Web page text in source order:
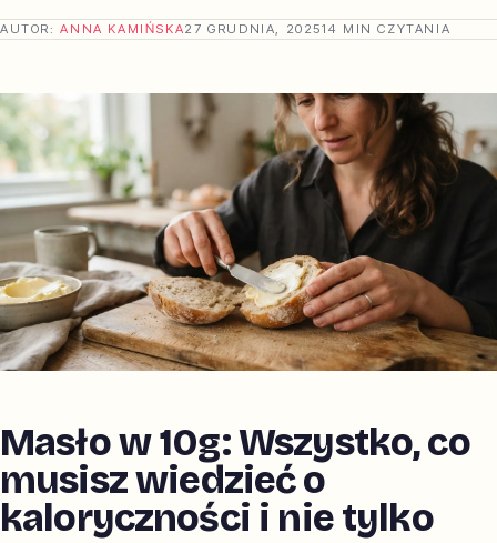
AUTOR:ANNA KAMIŃSKA27 GRUDNIA, 202514 MIN CZYTANIA
Masło w 10g: Wszystko, co
musisz wiedzieć o
kaloryczności i nie tylko